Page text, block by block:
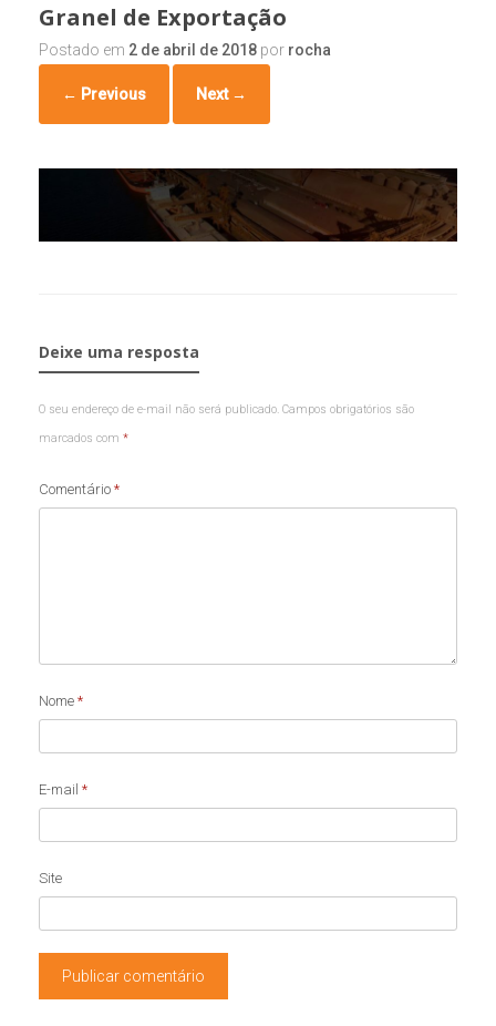
Granel de Exportação
Postado em 2 de abril de 2018 por rocha
← Previous Next →
Deixe uma resposta
O seu endereço de e-mail não será publicado. Campos obrigatórios são
marcados com *
Comentário *
Nome *
E-mail *
Site